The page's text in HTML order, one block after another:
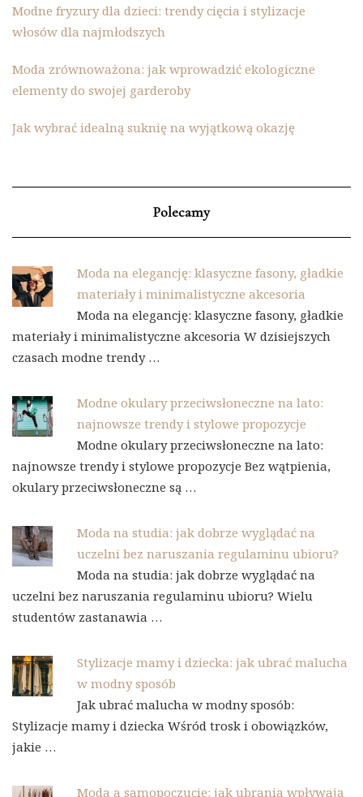
Modne fryzury dla dzieci: trendy cięcia i stylizacje
włosów dla najmłodszych
Moda zrównoważona: jak wprowadzić ekologiczne
elementy do swojej garderoby
Jak wybrać idealną suknię na wyjątkową okazję
Polecamy
Moda na elegancję: klasyczne fasony, gładkie
materiały i minimalistyczne akcesoria
Moda na elegancję: klasyczne fasony, gładkie
materiały i minimalistyczne akcesoria W dzisiejszych
czasach modne trendy …
Modne okulary przeciwsłoneczne na lato:
najnowsze trendy i stylowe propozycje
Modne okulary przeciwsłoneczne na lato:
najnowsze trendy i stylowe propozycje Bez wątpienia,
okulary przeciwsłoneczne są …
Moda na studia: jak dobrze wyglądać na
uczelni bez naruszania regulaminu ubioru?
Moda na studia: jak dobrze wyglądać na
uczelni bez naruszania regulaminu ubioru? Wielu
studentów zastanawia …
Stylizacje mamy i dziecka: jak ubrać malucha
w modny sposób
Jak ubrać malucha w modny sposób:
Stylizacje mamy i dziecka Wśród trosk i obowiązków,
jakie …
Moda a samopoczucie: jak ubrania wpływają